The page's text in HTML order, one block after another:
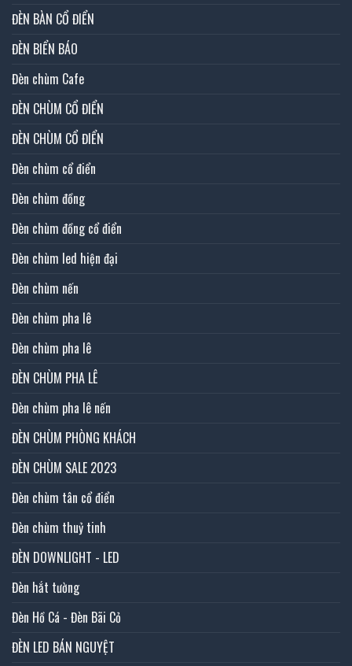
ĐÈN BÀN CỔ ĐIỂN
ĐÈN BIỂN BÁO
Đèn chùm Cafe
ĐÈN CHÙM CỔ ĐIỂN
ĐÈN CHÙM CỔ ĐIỂN
Đèn chùm cổ điển
Đèn chùm đồng
Đèn chùm đồng cổ điển
Đèn chùm led hiện đại
Đèn chùm nến
Đèn chùm pha lê
Đèn chùm pha lê
ĐÈN CHÙM PHA LÊ
Đèn chùm pha lê nến
ĐÈN CHÙM PHÒNG KHÁCH
ĐÈN CHÙM SALE 2023
Đèn chùm tân cổ điển
Đèn chùm thuỷ tinh
ĐÈN DOWNLIGHT - LED
Đèn hắt tường
Đèn Hồ Cá - Đèn Bãi Cỏ
ĐÈN LED BÁN NGUYỆT